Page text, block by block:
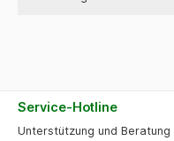
Service-Hotline
Unterstützung und Beratung